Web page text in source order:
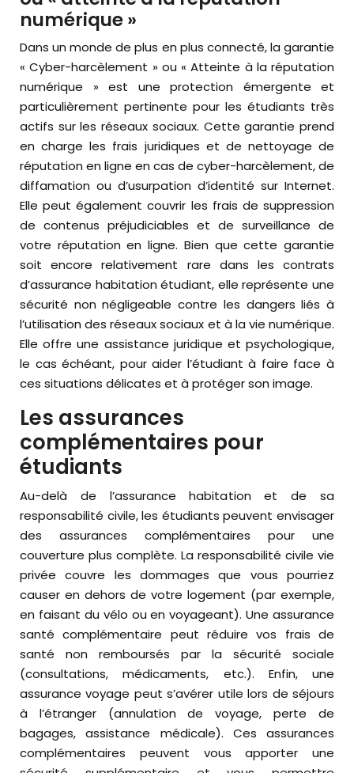
numérique »
Dans un monde de plus en plus connecté, la garantie
« Cyber-harcèlement » ou « Atteinte à la réputation
numérique » est une protection émergente et
particulièrement pertinente pour les étudiants très
actifs sur les réseaux sociaux. Cette garantie prend
en charge les frais juridiques et de nettoyage de
réputation en ligne en cas de cyber-harcèlement, de
diffamation ou d’usurpation d’identité sur Internet.
Elle peut également couvrir les frais de suppression
de contenus préjudiciables et de surveillance de
votre réputation en ligne. Bien que cette garantie
soit encore relativement rare dans les contrats
d’assurance habitation étudiant, elle représente une
sécurité non négligeable contre les dangers liés à
l’utilisation des réseaux sociaux et à la vie numérique.
Elle offre une assistance juridique et psychologique,
le cas échéant, pour aider l’étudiant à faire face à
ces situations délicates et à protéger son image.
Les assurances
complémentaires pour
étudiants
Au-delà de l’assurance habitation et de sa
responsabilité civile, les étudiants peuvent envisager
des assurances complémentaires pour une
couverture plus complète. La responsabilité civile vie
privée couvre les dommages que vous pourriez
causer en dehors de votre logement (par exemple,
en faisant du vélo ou en voyageant). Une assurance
santé complémentaire peut réduire vos frais de
santé non remboursés par la sécurité sociale
(consultations, médicaments, etc.). Enfin, une
assurance voyage peut s’avérer utile lors de séjours
à l’étranger (annulation de voyage, perte de
bagages, assistance médicale). Ces assurances
complémentaires peuvent vous apporter une